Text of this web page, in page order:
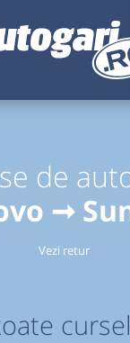
de
➞
Vezi retur